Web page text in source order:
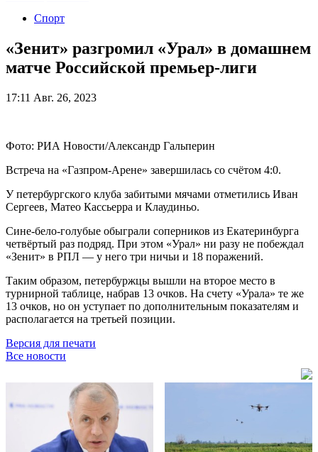
Спорт
«Зенит» разгромил «Урал» в домашнем
матче Российской премьер-лиги
17:11 Авг. 26, 2023
Фото: РИА Новости/Александр Гальперин
Встреча на «Газпром-Арене» завершилась со счётом 4:0.
У петербургского клуба забитыми мячами отметились Иван
Сергеев, Матео Кассьерра и Клаудиньо.
Сине-бело-голубые обыграли соперников из Екатеринбурга
четвёртый раз подряд. При этом «Урал» ни разу не побеждал
«Зенит» в РПЛ — у него три ничьи и 18 поражений.
Таким образом, петербуржцы вышли на второе место в
турнирной таблице, набрав 13 очков. На счету «Урала» те же
13 очков, но он уступает по дополнительным показателям и
располагается на третьей позиции.
Версия для печати
Все новости